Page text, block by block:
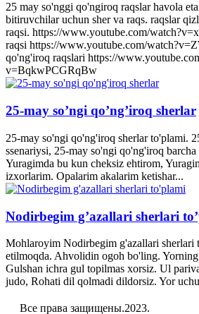
25 may so'nggi qo'ngiroq raqslar havola
bitiruvchilar uchun sher va raqs. raqslar
raqsi. https://www.youtube.com/
raqsi https://www.youtube.com/
qo'ng'iroq raqslari https://
v=BqkwPCGRqBw
25-may so’ngi qo’ng’iroq sherlar
25-may so'ngi qo'ng'iroq sherlar to'plami.
ssenariysi, 25-may so'ngi qo'ng'iroq
Yuragimda bu kun cheksiz ehtirom,
izxorlarim. Opalarim akalarim ketishar...
Nodirbegim g’azallari sherlari
Mohlaroyim Nodirbegim g'azallari sherlari
etilmoqda. Ahvolidin ogoh bo'ling. Yorning
Gulshan ichra gul topilmas xorsiz. Ul
judo, Rohati dil qolmadi dildorsiz. Yor
Все права защищены.2023.